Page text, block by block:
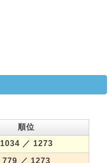
順位
1034 ／ 1273
779 ／ 1273